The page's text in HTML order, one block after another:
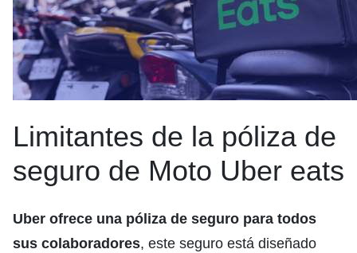
Limitantes de la póliza de
seguro de Moto Uber eats
Uber ofrece una póliza de seguro para todos
sus colaboradores, este seguro está diseñado